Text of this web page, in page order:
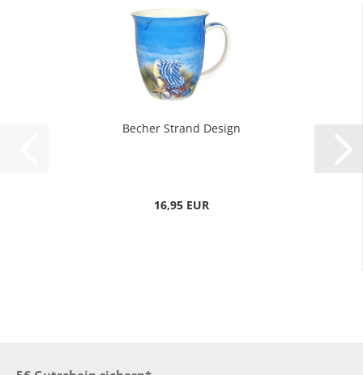
Becher Strand Design
16,95 EUR